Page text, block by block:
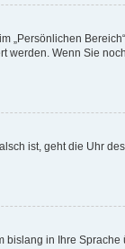
„Persönlichen
werden. Wenn Sie
ist, geht die Uhr
in Ihre